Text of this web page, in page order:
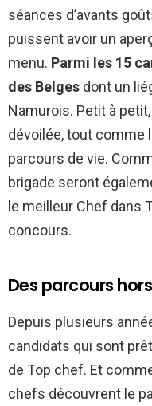
séances d’avants
puissent avoir un
menu. Parmi les 15
des Belges dont un
Namurois. Petit à
dévoilée, tout comme
parcours de vie.
brigade seront
le meilleur Chef dans
concours.
Des parcours
Depuis plusieurs
candidats qui sont
de Top chef. Et
chefs découvrent le